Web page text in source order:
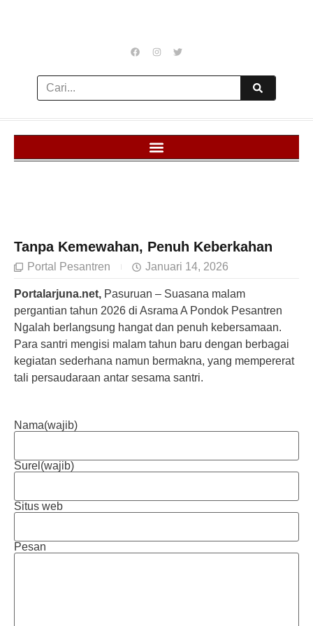
Tanpa Kemewahan, Penuh Keberkahan
Portal Pesantren Januari 14, 2026
Portalarjuna.net, Pasuruan – Suasana malam
pergantian tahun 2026 di Asrama A Pondok Pesantren
Ngalah berlangsung hangat dan penuh kebersamaan.
Para santri mengisi malam tahun baru dengan berbagai
kegiatan sederhana namun bermakna, yang mempererat
tali persaudaraan antar sesama santri.
Nama(wajib)
Surel (wajib)
Situs web
Pesan